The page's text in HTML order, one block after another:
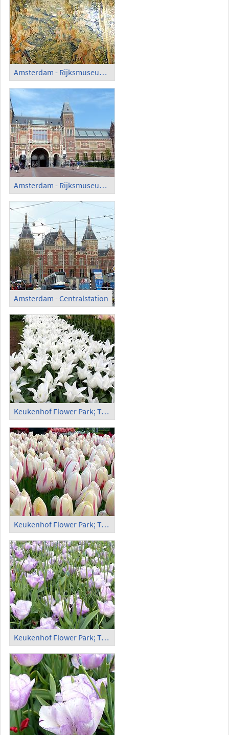
Amsterdam - Rijksmuseum; Tapestry from Delft, approx. 1600
Amsterdam - Rijksmuseum; Building
Amsterdam - Centralstation
Keukenhof Flower Park; Tulips (1)
Keukenhof Flower Park; Tulips (2)
Keukenhof Flower Park; Tulips (3)